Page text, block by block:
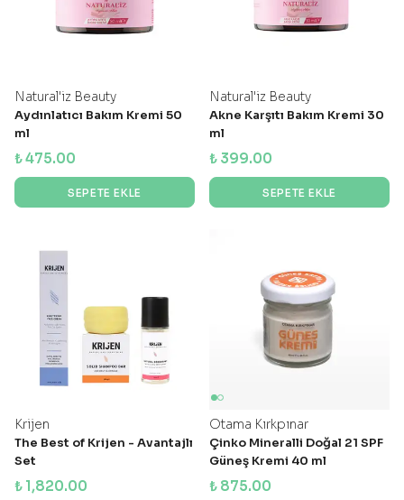
Natural'iz Beauty
Aydınlatıcı Bakım Kremi 50
ml
₺ 475.00
SEPETE EKLE
Natural'iz Beauty
Akne Karşıtı Bakım Kremi 30
ml
₺ 399.00
SEPETE EKLE
Krijen
The Best of Krijen - Avantajlı
Set
₺ 1,820.00
Otama Kırkpınar
Çinko Mineralli Doğal 21 SPF
Güneş Kremi 40 ml
₺ 875.00